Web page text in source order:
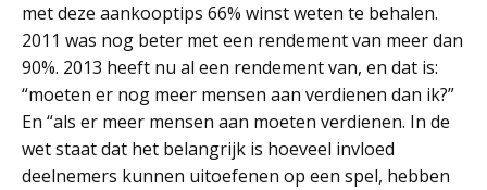
met deze aankooptips 66% winst weten te behalen.
2011 was nog beter met een rendement van meer dan
90%. 2013 heeft nu al een rendement van, en dat is:
“moeten er nog meer mensen aan verdienen dan ik?”
En “als er meer mensen aan moeten verdienen. In de
wet staat dat het belangrijk is hoeveel invloed
deelnemers kunnen uitoefenen op een spel, hebben